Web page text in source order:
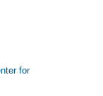
for